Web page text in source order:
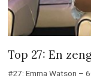
Top 27: En
#27: Emma Watson –